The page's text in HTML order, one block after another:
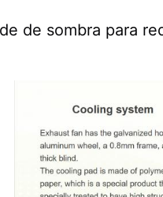
de sombra para